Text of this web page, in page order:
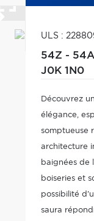
ULS :
54Z -
J0K 1N0
Découvrez
élégance,
somptueuse
architecture
baignées de
boiseries et
possibilité
saura